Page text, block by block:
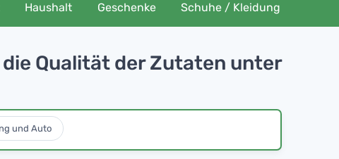
Haushalt Geschenke Schuhe / Kleidung
Qualität der Zutaten unter
und Auto